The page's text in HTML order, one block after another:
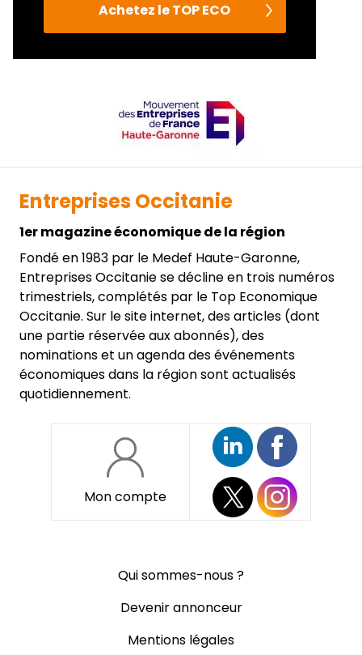
Achetez le TOP ECO
Entreprises Occitanie
1er magazine économique de la région
Fondé en 1983 par le Medef Haute-Garonne,
Entreprises Occitanie se décline en trois numéros
trimestriels, complétés par le Top Economique
Occitanie. Sur le site internet, des articles (dont
une partie réservée aux abonnés), des
nominations et un agenda des événements
économiques dans la région sont actualisés
quotidiennement.
Mon compte
Qui sommes-nous ?
Devenir annonceur
Mentions légales